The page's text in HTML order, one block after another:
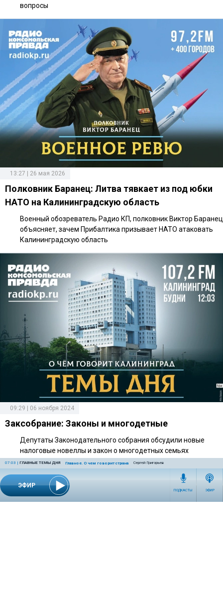
ЭФИР
07:03 | ГЛАВНЫЕ ТЕМЫ ДНЯ Главное. О чем говорит страна Сергей Григорьев
ПОДКАСТЫ ЭФИР
вопросы
13:27 | 26 мая 2026
Полковник Баранец: Литва тявкает из под юбки
НАТО на Калининградскую область
Военный обозреватель Радио КП, полковник Виктор Баранец
объясняет, зачем Прибалтика призывает НАТО атаковать
Калининградскую область
09:29 | 06 ноября 2024
Заксобрание: Законы и многодетные
Депутаты Законодательного собрания обсудили новые
налоговые новеллы и закон о многодетных семьях